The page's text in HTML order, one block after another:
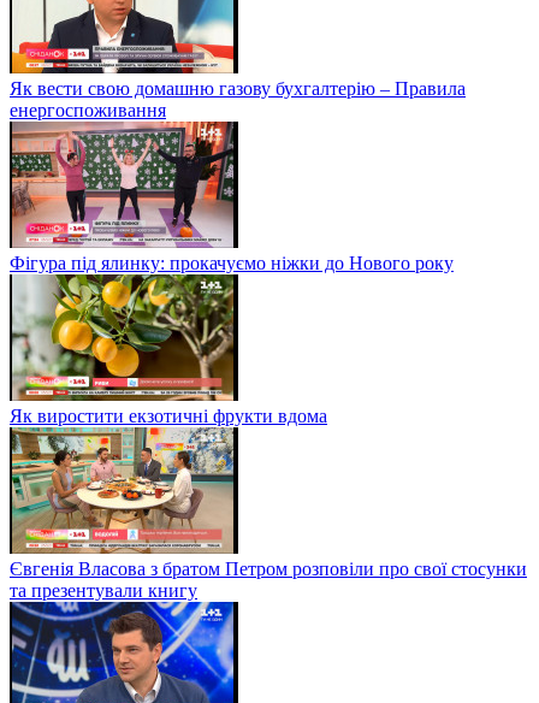
Як вести свою домашню газову бухгалтерію – Правила
енергоспоживання
Фігура під ялинку: прокачуємо ніжки до Нового року
Як виростити екзотичні фрукти вдома
Євгенія Власова з братом Петром розповіли про свої стосунки
та презентували книгу